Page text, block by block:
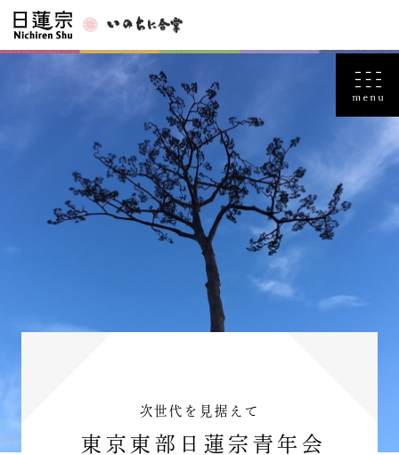
次世代を見据えて
東京東部日蓮宗青年会